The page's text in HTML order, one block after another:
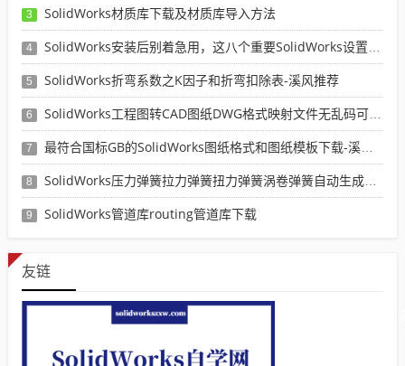
3 SolidWorks材质库下载及材质库导入方法
4 SolidWorks安装后别着急用，这八个重要SolidWorks设置可以提高你的画图效率
5 SolidWorks折弯系数之K因子和折弯扣除表-溪风推荐
6 SolidWorks工程图转CAD图纸DWG格式映射文件无乱码可分层-溪风亲测推荐
7 最符合国标GB的SolidWorks图纸格式和图纸模板下载-溪风专用版
8 SolidWorks压力弹簧拉力弹簧扭力弹簧涡卷弹簧自动生成宏程序下载
9 SolidWorks管道库routing管道库下载
友链